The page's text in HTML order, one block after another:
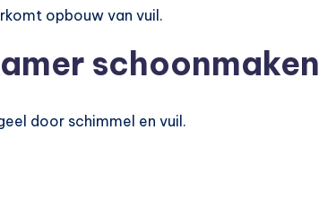
opbouw van vuil.
schoonmaken
door schimmel en vuil.